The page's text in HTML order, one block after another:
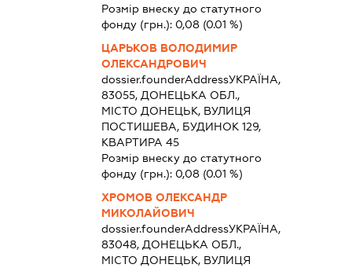
Розмір внеску до статутного
фонду (грн.): 0,08(0.01 %)
ЦАРЬКОВ ВОЛОДИМИР
ОЛЕКСАНДРОВИЧ
dossier.founderAddressУКРАЇНА,
83055, ДОНЕЦЬКА ОБЛ.,
МІСТО ДОНЕЦЬК, ВУЛИЦЯ
ПОСТИШЕВА, БУДИНОК 129,
КВАРТИРА 45
Розмір внеску до статутного
фонду (грн.): 0,08(0.01 %)
ХРОМОВ ОЛЕКСАНДР
МИКОЛАЙОВИЧ
dossier.founderAddressУКРАЇНА,
83048, ДОНЕЦЬКА ОБЛ.,
МІСТО ДОНЕЦЬК, ВУЛИЦЯ